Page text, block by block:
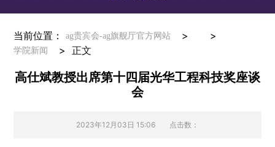
当前位置： ag贵宾会-ag旗舰厅官方网站 > >
学院新闻 > 正文
高仕斌教授出席第十四届光华工程科技奖座谈
会
2023年12月03日 15:06 点击数：